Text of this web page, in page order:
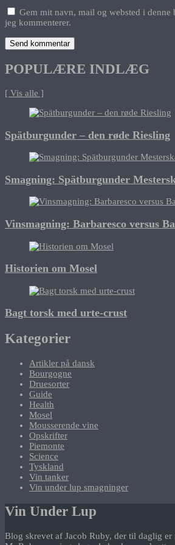
Gem mit navn, mail og websted i denne
jeg kommenterer.
POPULÆRE INDLÆG
[ Vis alle ]
Spätburgunder – den røde Riesling
Smagning: Spätburgunder
Vinsmagning: Barbaresco versus
Historien om Mosel
Bagt torsk med urte-crust
Kategorier
Artikler på dansk
Bourgogne
Druesorter
Guide
Health
Mosel
Mousserende vine
Opskrifter
Piemonte
Science
Tyskland
Vin tanker
Vin under lup smagninger
Vin Under Lup
Blog skrevet af Jacob Ruby, der til daglig